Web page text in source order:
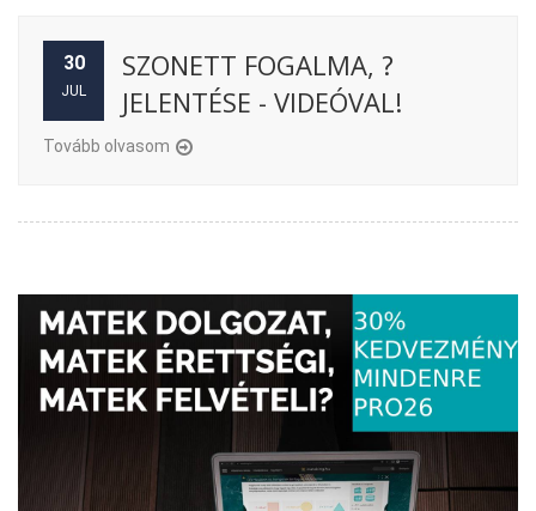
30
JUL
SZONETT FOGALMA, ?
JELENTÉSE - VIDEÓVAL!
Tovább olvasom